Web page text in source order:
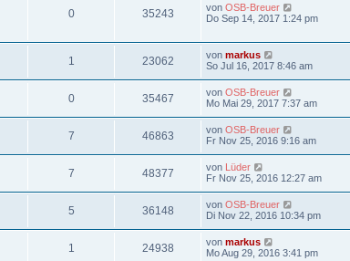
0 35243 von OSB-Breuer
Do Sep 14, 2017 1:24 pm
1 23062 von markus
So Jul 16, 2017 8:46 am
0 35467 von OSB-Breuer
Mo Mai 29, 2017 7:37 am
7 46863 von OSB-Breuer
Fr Nov 25, 2016 9:16 am
7 48377 von Lüder
Fr Nov 25, 2016 12:27 am
5 36148 von OSB-Breuer
Di Nov 22, 2016 10:34 pm
1 24938 von markus
Mo Aug 29, 2016 3:41 pm